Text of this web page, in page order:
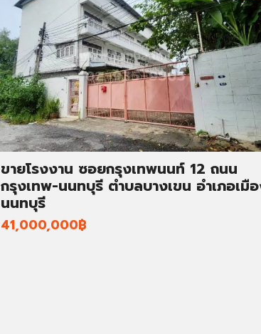
ขายโรงงาน ซอยกรุงเทพนนท์ 12 ถนน
กรุงเทพ-นนทบุรี ตำบลบางเขน อำเภอเมื
นนทบุรี
41,000,000฿